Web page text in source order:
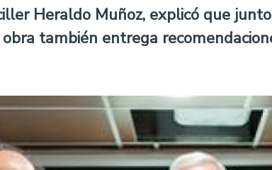
Heraldo Muñoz, explicó que
también entrega